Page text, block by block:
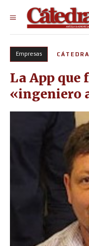
Empresas
La App que
«ingeniero